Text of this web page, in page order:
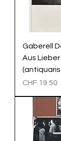
Gaberell
Aus
Preis
CHF 19.50